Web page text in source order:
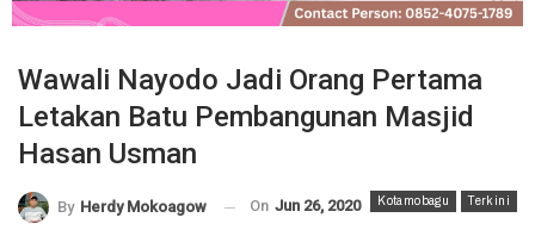
Wawali Nayodo Jadi Orang Pertama
Letakan Batu Pembangunan Masjid
Hasan Usman
Kotamobagu Terkini
By Herdy Mokoagow On Jun 26, 2020